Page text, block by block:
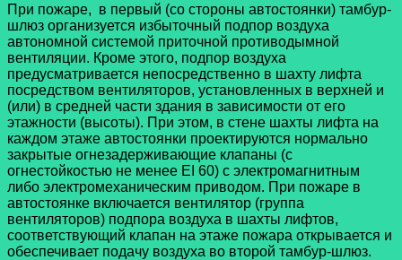
При пожаре, в первый (со стороны автостоянки) тамбур-
шлюз организуется избыточный подпор воздуха
автономной системой приточной противодымной
вентиляции. Кроме этого, подпор воздуха
предусматривается непосредственно в шахту лифта
посредством вентиляторов, установленных в верхней и
(или) в средней части здания в зависимости от его
этажности (высоты). При этом, в стене шахты лифта на
каждом этаже автостоянки проектируются нормально
закрытые огнезадерживающие клапаны (с
огнестойкостью не менее EI 60) с электромагнитным
либо электромеханическим приводом. При пожаре в
автостоянке включается вентилятор (группа
вентиляторов) подпора воздуха в шахты лифтов,
соответствующий клапан на этаже пожара открывается и
обеспечивает подачу воздуха во второй тамбур-шлюз.